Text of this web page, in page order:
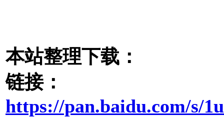
本站整理下载：
链接：
https://pan.baidu.com/s/